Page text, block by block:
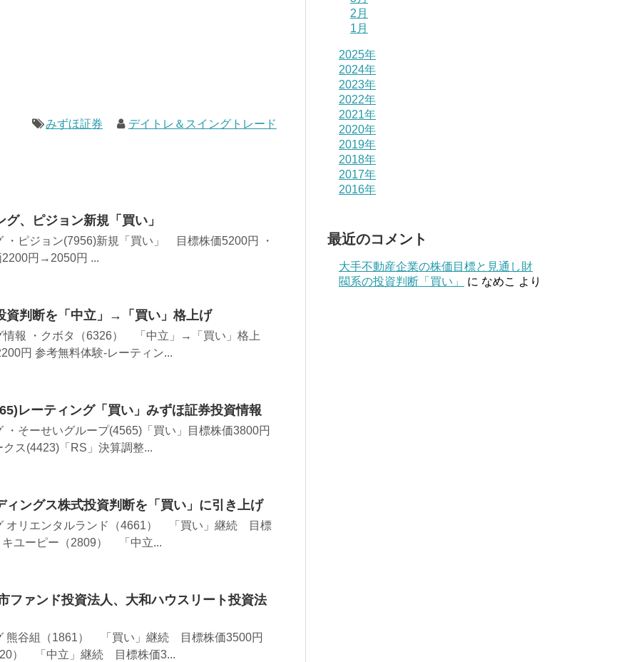
みずほ証券 デイトレ＆スイングトレード
、ピジョン新規「買い」
・ピジョン(7956)新規「買い」 目標株価5200円 ・
2200円→2050円 ...
資判断を「中立」→「買い」格上げ
情報 ・クボタ（6326） 「中立」→「買い」格上
円 参考無料体験-レーティン...
レーティング「買い」みずほ証券投資情報
・そーせいグループ(4565)「買い」目標株価3800円
ス(4423)「RS」決算調整...
ィングス株式投資判断を「買い」に引き上げ
オリエンタルランド（4661） 「買い」継続 目標
ユーピー（2809） 「中立...
ファンド投資法人、大和ハウスリート投資法
熊谷組（1861） 「買い」継続 目標株価3500円
） 「中立」継続 目標株価3...
2月
1月
2025年
2024年
2023年
2022年
2021年
2020年
2019年
2018年
2017年
2016年
最近のコメント
大手不動産企業の株価目標と見通し財
閥系の投資判断「買い」
に なめこ より